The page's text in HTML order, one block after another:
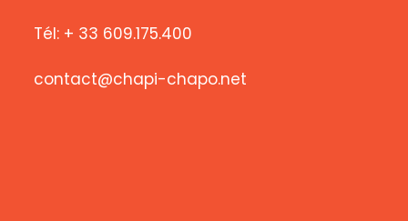
Tél: + 33 609.175.400
contact@chapi-chapo.net